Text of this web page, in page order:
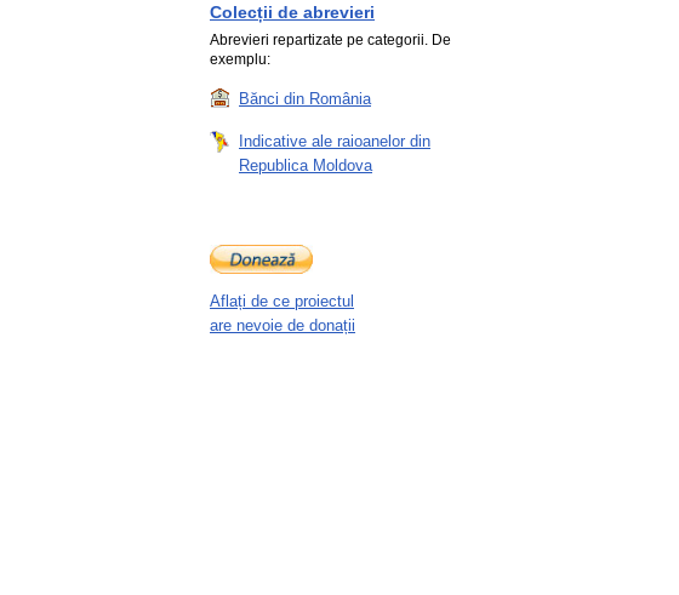
Colecții de abrevieri
Abrevieri repartizate pe categorii. De
exemplu:
Bănci din România
Indicative ale raioanelor din
Republica Moldova
Aflați de ce proiectul
are nevoie de donații